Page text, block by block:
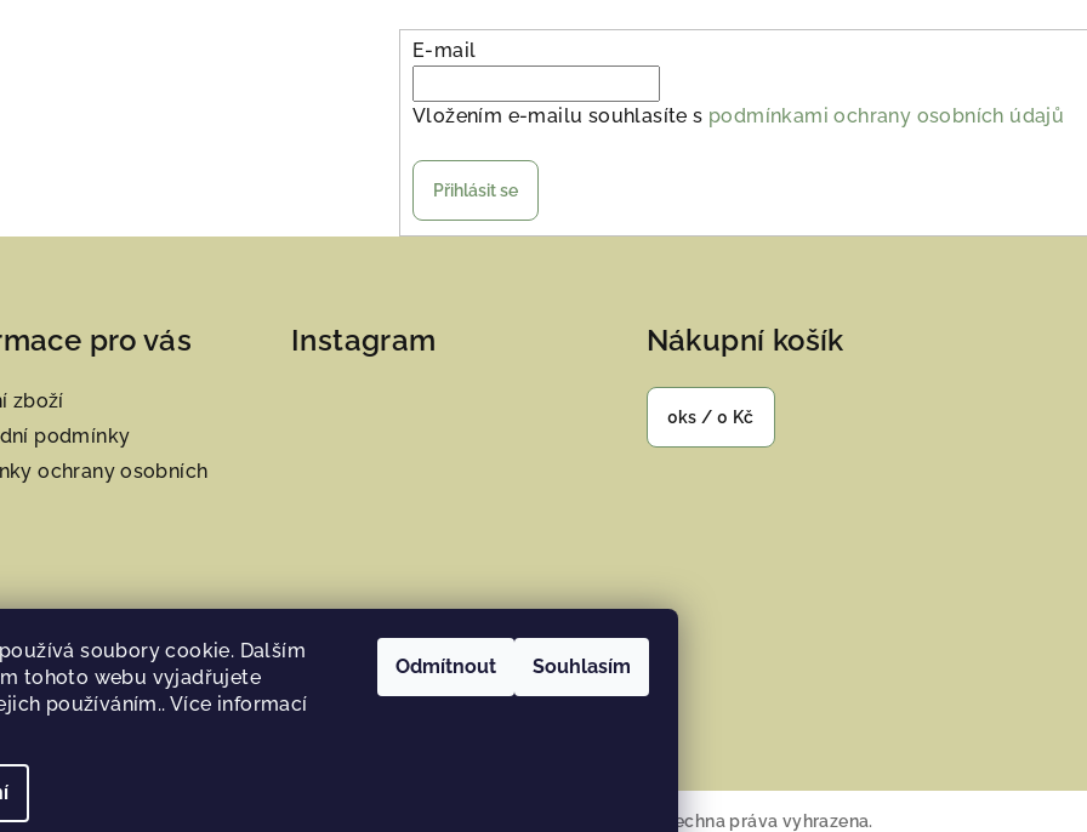
soubory cookie. Dalším
tohoto webu vyjadřujete
používáním.. Více informací
Odmítnout Souhlasím
E-mail
Vložením e-mailu souhlasíte s podmínkami ochrany osobních údajů
Přihlásit se
pro vás
zboží
podmínky
ochrany osobních
Instagram Nákupní košík
0ks / 0 Kč
. Všechna práva vyhrazena.